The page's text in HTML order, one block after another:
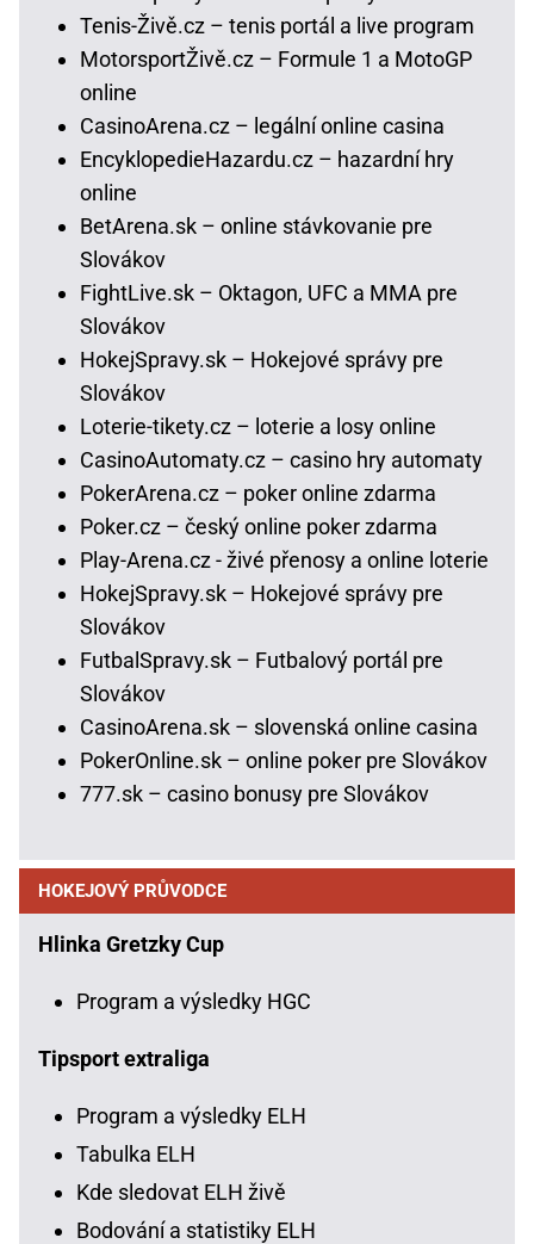
Tenis-Živě.cz – tenis portál a live program
MotorsportŽivě.cz – Formule 1 a MotoGP
online
CasinoArena.cz – legální online casina
EncyklopedieHazardu.cz – hazardní hry
online
BetArena.sk – online stávkovanie pre
Slovákov
FightLive.sk – Oktagon, UFC a MMA pre
Slovákov
HokejSpravy.sk – Hokejové správy pre
Slovákov
Loterie-tikety.cz – loterie a losy online
CasinoAutomaty.cz – casino hry automaty
PokerArena.cz – poker online zdarma
Poker.cz – český online poker zdarma
Play-Arena.cz - živé přenosy a online loterie
HokejSpravy.sk – Hokejové správy pre
Slovákov
FutbalSpravy.sk – Futbalový portál pre
Slovákov
CasinoArena.sk – slovenská online casina
PokerOnline.sk – online poker pre Slovákov
777.sk – casino bonusy pre Slovákov
HOKEJOVÝ PRŮVODCE
Hlinka Gretzky Cup
Program a výsledky HGC
Tipsport extraliga
Program a výsledky ELH
Tabulka ELH
Kde sledovat ELH živě
Bodování a statistiky ELH